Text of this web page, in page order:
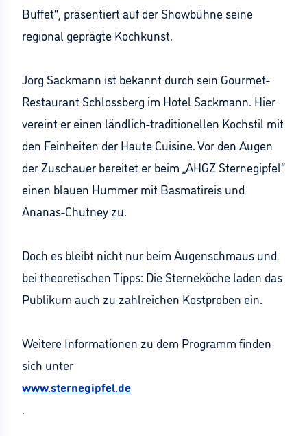
Buffet“, präsentiert auf der Showbühne seine
regional geprägte Kochkunst.
Jörg Sackmann ist bekannt durch sein Gourmet-
Restaurant Schlossberg im Hotel Sackmann. Hier
vereint er einen ländlich-traditionellen Kochstil mit
den Feinheiten der Haute Cuisine. Vor den Augen
der Zuschauer bereitet er beim „AHGZ Sternegipfel“
einen blauen Hummer mit Basmatireis und
Ananas-Chutney zu.
Doch es bleibt nicht nur beim Augenschmaus und
bei theoretischen Tipps: Die Sterneköche laden das
Publikum auch zu zahlreichen Kostproben ein.
Weitere Informationen zu dem Programm finden
sich unter
www.sternegipfel.de
.